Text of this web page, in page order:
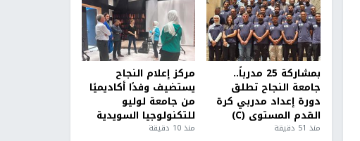
بمشاركة 25 مدرباً..
جامعة النجاح تطلق
دورة إعداد مدربي كرة
القدم المستوى (C)
منذ 51 دقيقة
مركز إعلام النجاح
يستضيف وفدًا أكاديميًا
من جامعة لوليو
للتكنولوجيا السويدية
منذ 10 دقيقة